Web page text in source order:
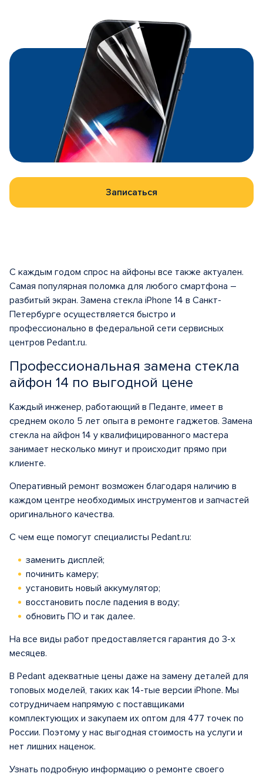
Записаться
С каждым годом спрос на айфоны все также актуален.
Самая популярная поломка для любого смартфона –
разбитый экран. Замена стекла iPhone 14 в Санкт-
Петербурге осуществляется быстро и
профессионально в федеральной сети сервисных
центров Pedant.ru.
Профессиональная замена стекла
айфон 14 по выгодной цене
Каждый инженер, работающий в Педанте, имеет в
среднем около 5 лет опыта в ремонте гаджетов. Замена
стекла на айфон 14 у квалифицированного мастера
занимает несколько минут и происходит прямо при
клиенте.
Оперативный ремонт возможен благодаря наличию в
каждом центре необходимых инструментов и запчастей
оригинального качества.
С чем еще помогут специалисты Pedant.ru:
заменить дисплей;
починить камеру;
установить новый аккумулятор;
восстановить после падения в воду;
обновить ПО и так далее.
На все виды работ предоставляется гарантия до 3-х
месяцев.
В Pedant адекватные цены даже на замену деталей для
топовых моделей, таких как 14-тые версии iPhone. Мы
сотрудничаем напрямую с поставщиками
комплектующих и закупаем их оптом для 477 точек по
России. Поэтому у нас выгодная стоимость на услуги и
нет лишних наценок.
Узнать подробную информацию о ремонте своего